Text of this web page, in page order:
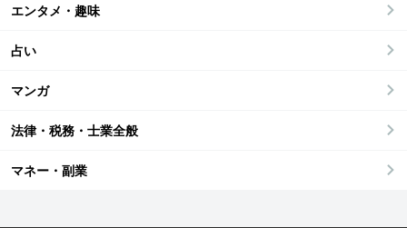
エンタメ・趣味
占い
マンガ
法律・税務・士業全般
マネー・副業